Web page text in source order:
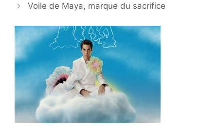
Voile de Maya, marque du sacrifice